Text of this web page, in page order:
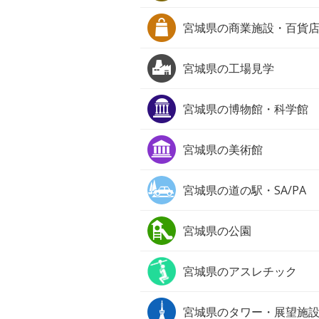
宮城県の商業施設・百貨店
宮城県の工場見学
宮城県の博物館・科学館
宮城県の美術館
宮城県の道の駅・SA/PA
宮城県の公園
宮城県のアスレチック
宮城県のタワー・展望施設